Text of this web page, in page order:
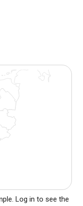
Log in to see the